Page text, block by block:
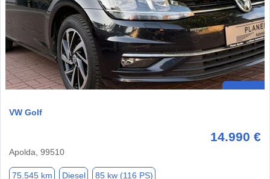
VW Golf
14.990 €
Apolda, 99510
75.545 km Diesel 85 kw (116 PS)